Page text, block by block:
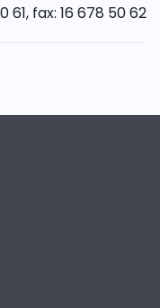
61, fax: 16 678 50 62